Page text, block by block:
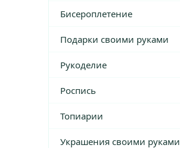
Бисероплетение
Подарки своими руками
Рукоделие
Роспись
Топиарии
Украшения своими руками